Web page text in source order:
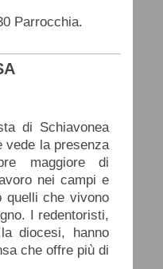
Parrocchia.
MENSA
di Schiavonea
vede la presenza
maggiore di
nei campi e
quelli che vivono
I redentoristi,
diocesi, hanno
che offre più di